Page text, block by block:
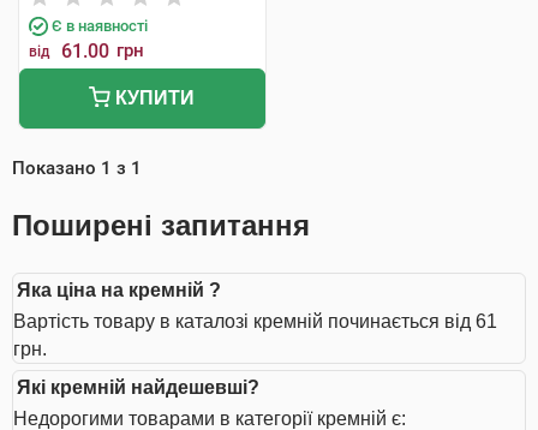
Є в наявності
від 61.00 грн
КУПИТИ
Показано 1 з 1
Поширені запитання
Яка ціна на кремній ?
Вартість товару в каталозі кремній починається від 61
грн.
Які кремній найдешевші?
Недорогими товарами в категорії кремній є: